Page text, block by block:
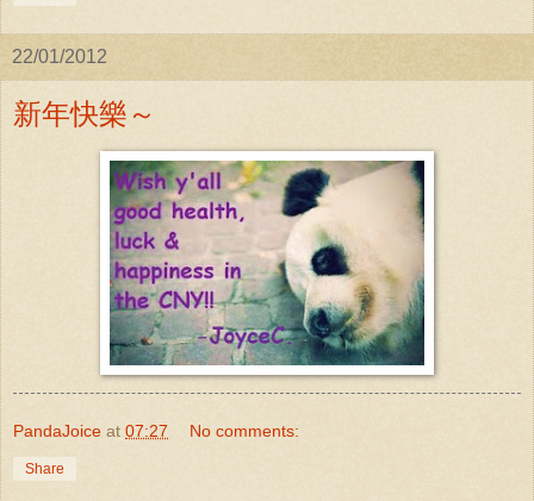
22/01/2012
新年快樂～
PandaJoice at 07:27 No comments:
Share